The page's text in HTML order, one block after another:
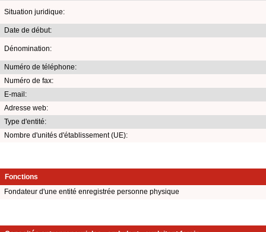
Situation juridique:
Date de début:
Dénomination:
Numéro de téléphone:
Numéro de fax:
E-mail:
Adresse web:
Type d'entité:
Nombre d'unités d'établissement (UE):
Fonctions
Fondateur d'une entité enregistrée personne physique